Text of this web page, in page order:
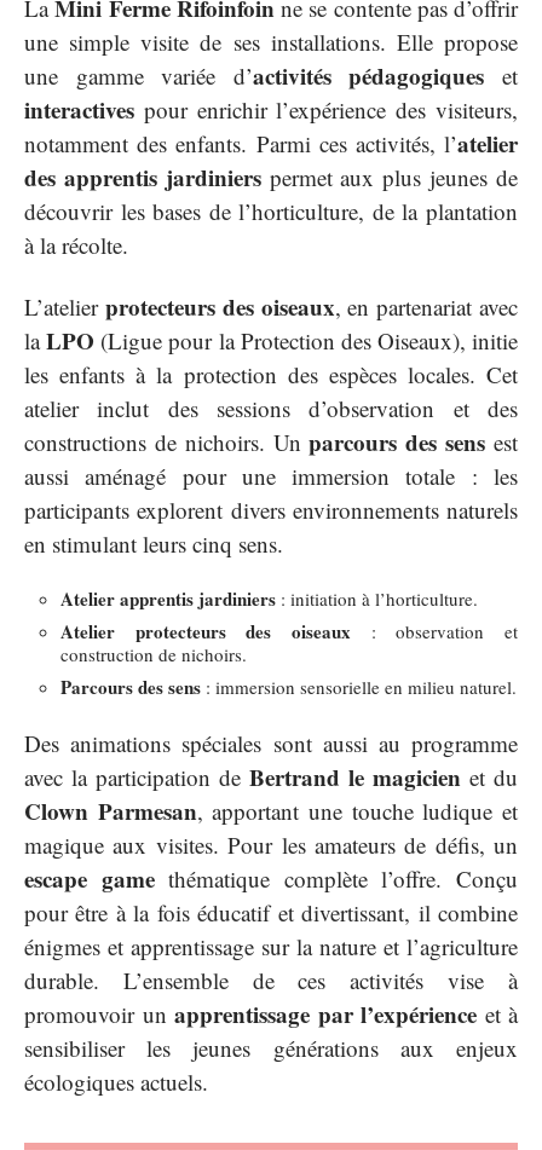
LaMini Ferme Rifoinfoinne se contente pas d’offrir
une simple visite de ses installations. Elle propose
une gamme variée d’activités pédagogiques et
interactives pour enrichir l’expérience des visiteurs,
notamment des enfants. Parmi ces activités, l’atelier
des apprentis jardinierspermet aux plus jeunes de
découvrir les bases de l’horticulture, de la plantation
à la récolte.
L’atelier protecteurs des oiseaux, en partenariat avec
laLPO (Ligue pour la Protection des Oiseaux), initie
les enfants à la protection des espèces locales. Cet
atelier inclut des sessions d’observation et des
constructions de nichoirs. Unparcours des sens est
aussi aménagé pour une immersion totale : les
participants explorent divers environnements naturels
en stimulant leurs cinq sens.
Atelier apprentis jardiniers : initiation à l’horticulture.
Atelier protecteurs des oiseaux : observation et
construction de nichoirs.
Parcours des sens : immersion sensorielle en milieu naturel.
Des animations spéciales sont aussi au programme
avec la participation de Bertrand le magicien et du
Clown Parmesan, apportant une touche ludique et
magique aux visites. Pour les amateurs de défis, un
escape gamethématique complète l’offre. Conçu
pour être à la fois éducatif et divertissant, il combine
énigmes et apprentissage sur la nature et l’agriculture
durable. L’ensemble de ces activités vise à
promouvoir un apprentissage par l’expérience et à
sensibiliser les jeunes générations aux enjeux
écologiques actuels.